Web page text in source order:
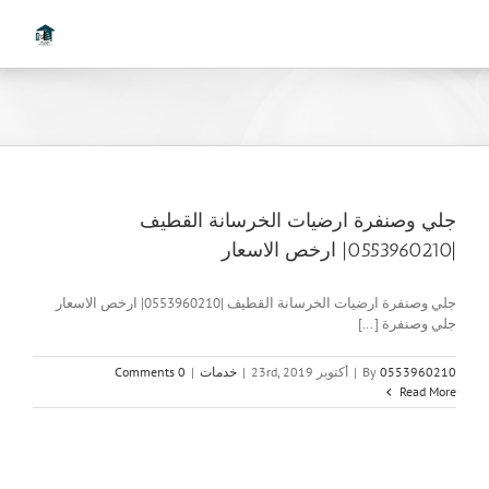
جلي وصنفرة ارضيات الخرسانة القطيف
|0553960210| ارخص الاسعار
جلي وصنفرة ارضيات الخرسانة القطيف |0553960210| ارخص الاسعار
جلي وصنفرة [...]
By 0553960210
| أكتوبر 23rd, 2019 | خدمات |
0 Comments
Read More